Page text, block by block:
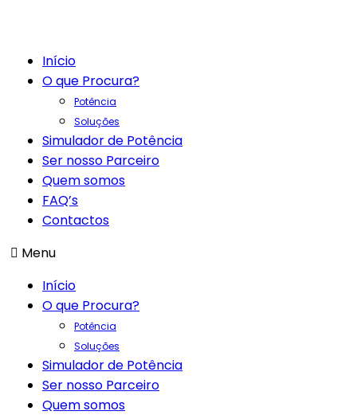
Início
O que Procura?
Potência
Soluções
Simulador de Potência
Ser nosso Parceiro
Quem somos
FAQ’s
Contactos
Menu
Início
O que Procura?
Potência
Soluções
Simulador de Potência
Ser nosso Parceiro
Quem somos